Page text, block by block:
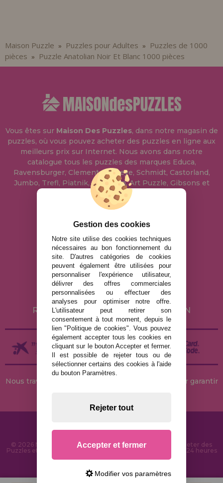
Maison Puzzle » Puzzles pour Adultes »
Puzzles de 1000
pièces » Puzzle Anatolian Noir Et Blanc 1000 pièces
Vous êtes sur Maison Des Puzzles, dans notre magasin de
puzzles, où vous pouvez acheter des puzzles en ligne aux
meilleurs prix sur Internet. Nous avons dans notre
catalogue tous les puzzles des marques Educa,
Ravensburger, Clementoni, Heye, Schmidt, Castorland,
Jumbo, Trefl, Piatnik, Anatolian, Art Puzzle, Gibsons et
bien d'autres.
info@maisondespuzzles.fr
MENTIONS LÉGALES
POLITIQUE DE CONFIDENTIALITÉ
POLITIQUE DE COOKIES
LIVRAISON ET RETOUR
RETOURS / DROIT DE RÉTRACTATION
Nous travaillons avec des stocks permanents pour garantir
© 2026 MaisonDesPuzzles.fr - Boutique en ligne pour acheter des
Puzzles et des Casse-têtes sur Internet. Livraison rapide en 24 heures
Gestion des cookies
Notre site utilise des cookies techniques
nécessaires au bon fonctionnement du
site. D'autres catégories de cookies
peuvent également être utilisées pour
personnaliser l'expérience utilisateur,
délivrer des offres commerciales
personnalisées ou effectuer des
analyses pour optimiser notre offre.
L'utilisateur peut retirer son
consentement à tout moment, depuis le
lien "Politique de cookies". Vous pouvez
également accepter tous les cookies en
cliquant sur le bouton Accepter et fermer.
Il est possible de rejeter tous ou de
sélectionner certains des cookies à l'aide
du bouton Paramètres.
Rejeter tout
Accepter et fermer
Modifier vos paramètres